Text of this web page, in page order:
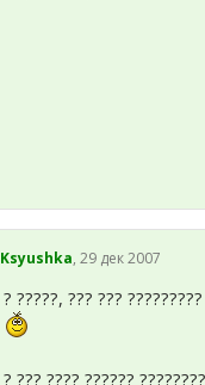
Ksyushka, 29 дек 2007
? ?????, ??? ???
? ??? ???? ??????